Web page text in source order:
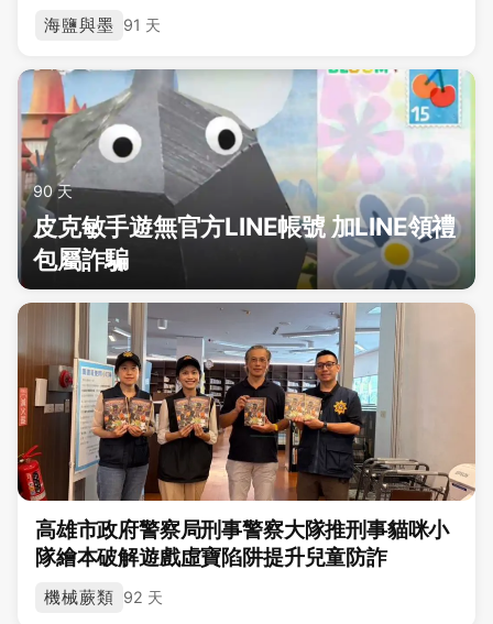
海鹽與墨 91 天
90 天
皮克敏手遊無官方LINE帳號 加LINE領禮
包屬詐騙
高雄市政府警察局刑事警察大隊推刑事貓咪小
隊繪本破解遊戲虛寶陷阱提升兒童防詐
機械蕨類 92 天